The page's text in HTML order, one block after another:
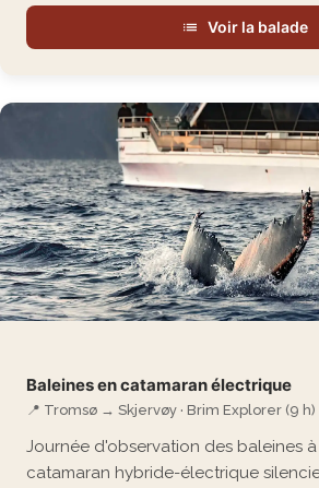
Voir la balade
Baleines en catamaran électrique
📍 Tromsø → Skjervøy · Brim Explorer (9 h)
Journée d'observation des baleines
catamaran hybride-électrique